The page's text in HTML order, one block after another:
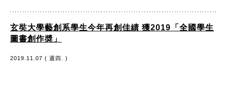
玄奘大學藝創系學生今年再創佳績 獲2019「全國學生
圖書創作奬」
2019.11.07 ( 週四. )